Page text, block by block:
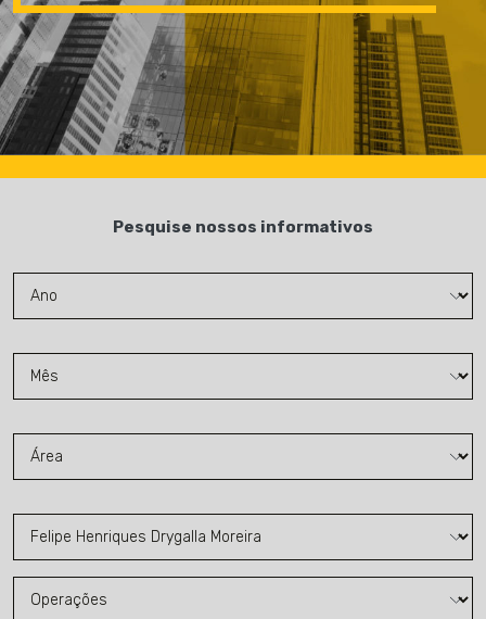
Pesquise nossos informativos